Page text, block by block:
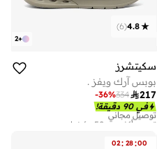
+
2
4.8
(
6
)
سكيتشرز
بوبس آرك ويفز .
217
334
-36%
في 90 دقيقة!
توصيل مجاني
تم بيع أكثر من 50 مؤخرا
02: 28:00